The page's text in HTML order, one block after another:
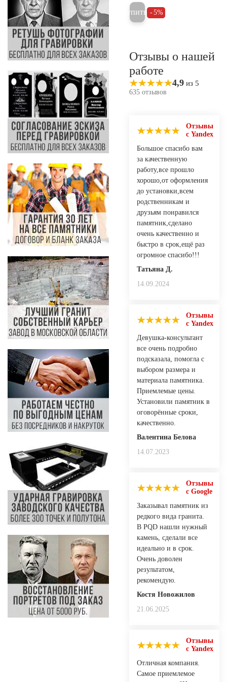
Купить 5%
Отзывы о нашей
работе
4,9 из 5
635 отзывов
Отзывы
с Yandex
Большое спасибо вам
за качественную
работу,все прошло
хорошо,от оформления
до установки,всем
родственникам и
друзьям понравился
памятник,сделано
очень качественно и
быстро в срок,ещё раз
огромное спасибо!!!
Татьяна Д.
14.09.2024
Отзывы
с Yandex
Девушка-консультант
все очень подробно
подсказала, помогла с
выбором размера и
материала памятника.
Приемлемые цены.
Установили памятник в
оговорённые сроки,
качественно.
Валентина Белова
14.07.2023
Отзывы
с Google
Заказывал памятник из
редкого вида гранита.
В PQD нашли нужный
камень, сделали все
идеально и в срок.
Очень доволен
результатом,
рекомендую.
Костя Новожилов
21.06.2025
Отзывы
с Yandex
Отличная компания.
Самое приемлемое